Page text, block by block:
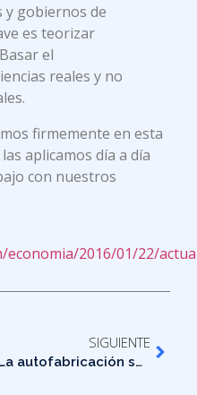
y gobiernos de
es teorizar
el
reales y no
firmemente en esta
aplicamos día a día
con nuestros
2016/01/22/
SIGUIENTE
La autofabricación solo tiene un límite: tu imaginación!!!!